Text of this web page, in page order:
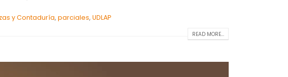
y Contaduría,parciales,UDLAP
READ MORE...